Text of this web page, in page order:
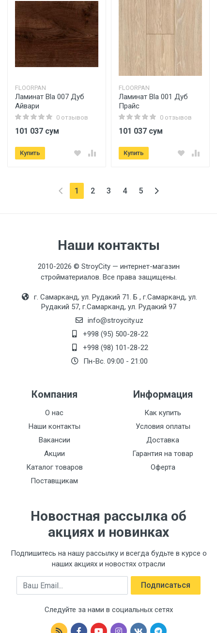
FLOORPAN
Ламинат Bla 007 Дуб
Айвари
0 отзывов
101 037 сум
Купить
FLOORPAN
Ламинат Bla 001 Дуб
Прайс
0 отзывов
101 037 сум
Купить
1 (текущая)
2 3 4 5
Наши контакты
2010-2026 © StroyCity — интернет-магазин
стройматериалов. Все права защищены.
г. Самарканд, ул. Рудакий 71. Б , г.Самарканд, ул.
Рудакий 57, г.Самарканд, ул. Рудакий 97
info@stroycity.uz
+998 (95) 500-28-22
+998 (98) 101-28-22
Пн-Вс. 09:00 - 21:00
Компания
О нас
Наши контакты
Вакансии
Акции
Каталог товаров
Поставщикам
Информация
Как купить
Условия оплаты
Доставка
Гарантия на товар
Оферта
Новостная рассылка об
акциях и новинках
Подпишитесь на нашу рассылку и всегда будьте в курсе о
наших акциях и новостях отрасли
Email Подписаться
Следуйте за нами в социальных сетях